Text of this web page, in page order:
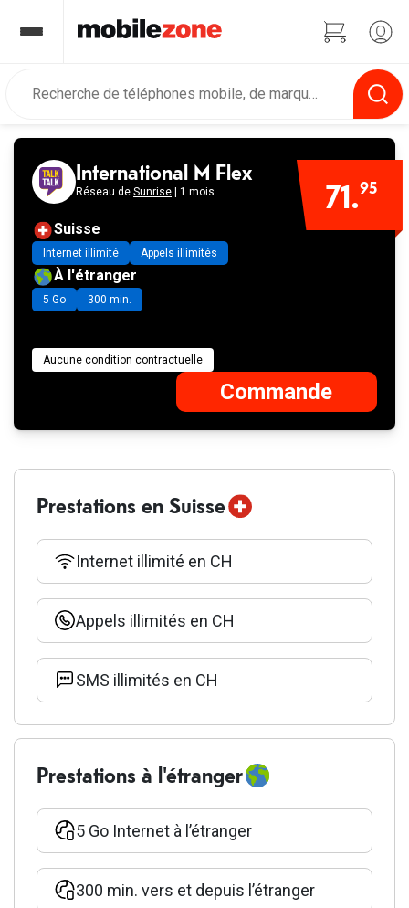
71.95
Réseau de Sunrise | 1 mois
International M Flex
Suisse
Internet illimité Appels illimités
À l'étranger
5 Go 300 min.
Aucune condition contractuelle
Commande
Prestations en Suisse
Internet illimité en CH
Appels illimités en CH
SMS illimités en CH
Prestations à l'étranger
5 Go Internet à l’étranger
300 min. vers et depuis l’étranger